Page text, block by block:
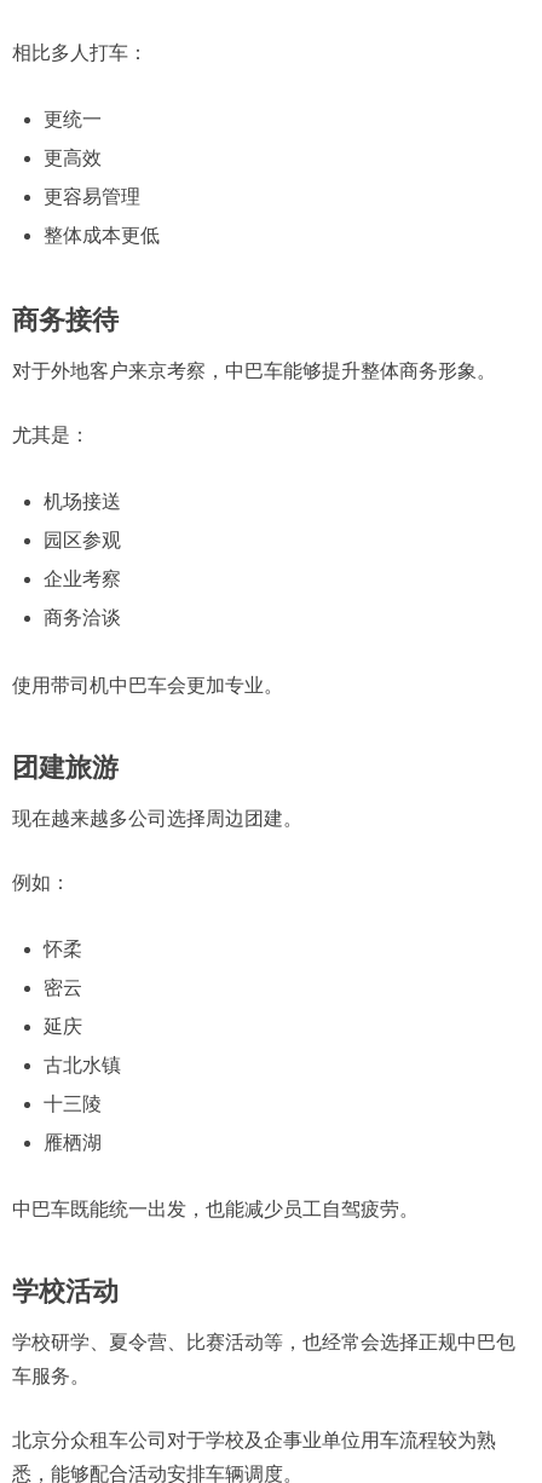
相比多人打车：
更统一
更高效
更容易管理
整体成本更低
商务接待
对于外地客户来京考察，中巴车能够提升整体商务形象。
尤其是：
机场接送
园区参观
企业考察
商务洽谈
使用带司机中巴车会更加专业。
团建旅游
现在越来越多公司选择周边团建。
例如：
怀柔
密云
延庆
古北水镇
十三陵
雁栖湖
中巴车既能统一出发，也能减少员工自驾疲劳。
学校活动
学校研学、夏令营、比赛活动等，也经常会选择正规中巴包
车服务。
北京分众租车公司对于学校及企事业单位用车流程较为熟
悉，能够配合活动安排车辆调度。